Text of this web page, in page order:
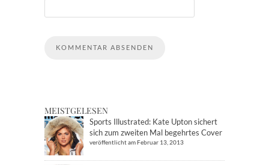
MEISTGELESEN
Sports Illustrated: Kate Upton sichert
sich zum zweiten Mal begehrtes Cover
veröffentlicht am Februar 13, 2013